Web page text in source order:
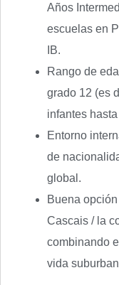
Años
escuelas en
IB.
Rango de
grado 12 (es
infantes
Entorno
de
global.
Buena
Cascais / la
combinando
vida